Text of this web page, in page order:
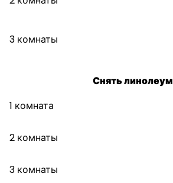
3 комнаты
Снять линолеум
1 комната
2 комнаты
3 комнаты